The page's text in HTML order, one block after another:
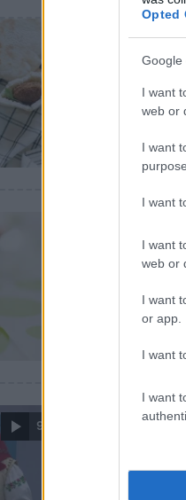
Opted
Google
I want
web or
I want
I want
I want
web or
I want
or app.
I want
I want
Dobd fel a
egyszerre
Eláruljuk,
Meddig ehető
9:54
2026. április 4.